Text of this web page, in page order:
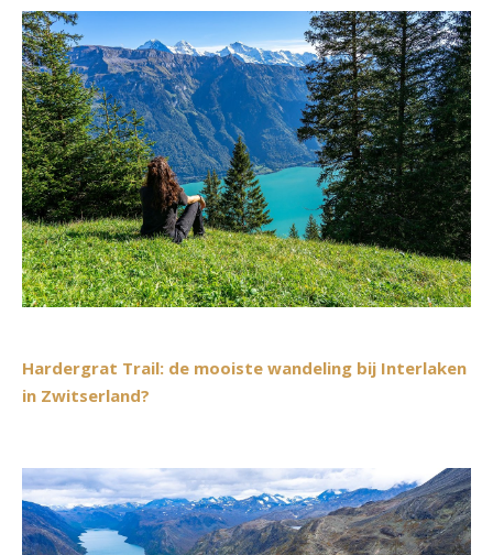
Hardergrat Trail: de mooiste wandeling bij Interlaken
in Zwitserland?